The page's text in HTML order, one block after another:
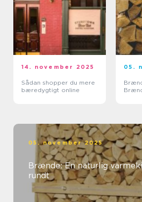
14. november 2025
Sådan shopper du mere
bæredygtigt online
05.
05. november 2025
Brænde: En naturlig
rundt